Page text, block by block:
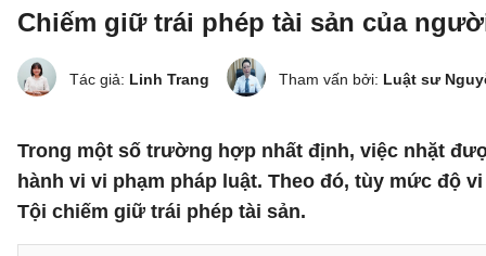
Chiếm giữ trái phép tài sản của
Tác giả: Linh Trang Tham vấn bởi: Luật sư
Trong một số trường hợp nhất định, việc nhặt
hành vi vi phạm pháp luật. Theo đó, tùy mức độ
Tội chiếm giữ trái phép tài sản.